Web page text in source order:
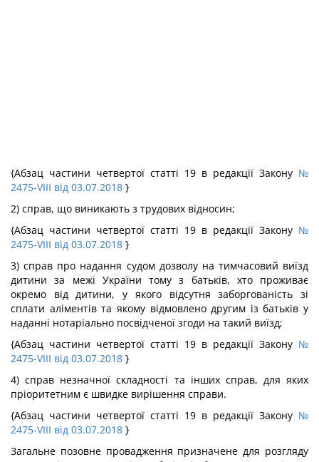
{Абзац частини четвертої статті 19 в редакції Закону №
2475-VIII від 03.07.2018 }
2) справ, що виникають з трудових відносин;
{Абзац частини четвертої статті 19 в редакції Закону №
2475-VIII від 03.07.2018 }
3) справ про надання судом дозволу на тимчасовий виїзд
дитини за межі України тому з батьків, хто проживає
окремо від дитини, у якого відсутня заборгованість зі
сплати аліментів та якому відмовлено другим із батьків у
наданні нотаріально посвідченої згоди на такий виїзд;
{Абзац частини четвертої статті 19 в редакції Закону №
2475-VIII від 03.07.2018 }
4) справ незначної складності та інших справ, для яких
пріоритетним є швидке вирішення справи.
{Абзац частини четвертої статті 19 в редакції Закону №
2475-VIII від 03.07.2018 }
Загальне позовне провадження призначене для розгляду